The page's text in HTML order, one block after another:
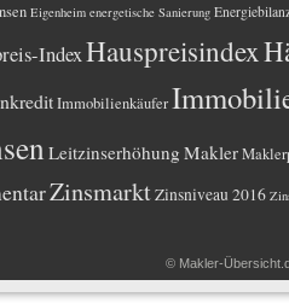
Eigenheim energetische Sanierung
IndexHauspreisindex
Immobilienkäufer
Leitzinserhöhung Makler
ZinsmarktZinsniveau 2016
© Makler-